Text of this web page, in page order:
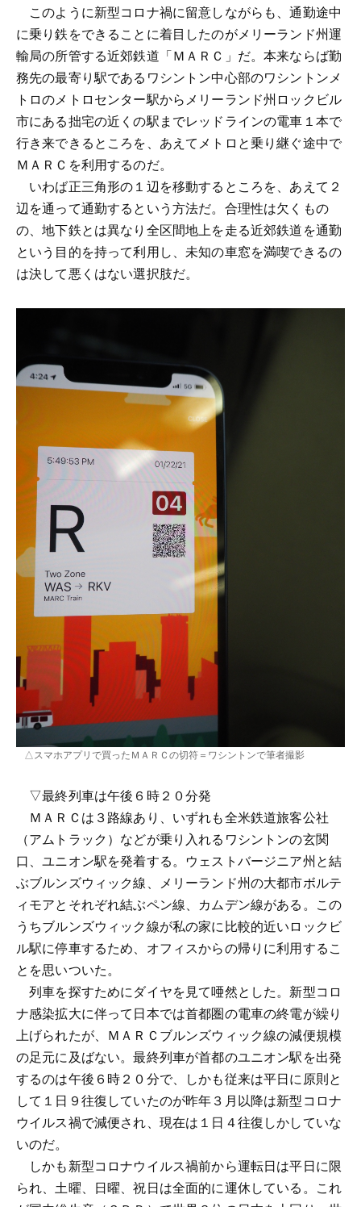
このように新型コロナ禍に留意しながらも、通勤途中
に乗り鉄をできることに着目したのがメリーランド州運
輸局の所管する近郊鉄道「ＭＡＲＣ」だ。本来ならば勤
務先の最寄り駅であるワシントン中心部のワシントンメ
トロのメトロセンター駅からメリーランド州ロックビル
市にある拙宅の近くの駅までレッドラインの電車１本で
行き来できるところを、あえてメトロと乗り継ぐ途中で
ＭＡＲＣを利用するのだ。
いわば正三角形の１辺を移動するところを、あえて２
辺を通って通勤するという方法だ。合理性は欠くもの
の、地下鉄とは異なり全区間地上を走る近郊鉄道を通勤
という目的を持って利用し、未知の車窓を満喫できるの
は決して悪くはない選択肢だ。
△スマホアプリで買ったＭＡＲＣの切符＝ワシントンで筆者撮影
▽最終列車は午後６時２０分発
ＭＡＲＣは３路線あり、いずれも全米鉄道旅客公社
（アムトラック）などが乗り入れるワシントンの玄関
口、ユニオン駅を発着する。ウェストバージニア州と結
ぶブルンズウィック線、メリーランド州の大都市ボルテ
ィモアとそれぞれ結ぶペン線、カムデン線がある。この
うちブルンズウィック線が私の家に比較的近いロックビ
ル駅に停車するため、オフィスからの帰りに利用するこ
とを思いついた。
列車を探すためにダイヤを見て唖然とした。新型コロ
ナ感染拡大に伴って日本では首都圏の電車の終電が繰り
上げられたが、ＭＡＲＣブルンズウィック線の減便規模
の足元に及ばない。最終列車が首都のユニオン駅を出発
するのは午後６時２０分で、しかも従来は平日に原則と
して１日９往復していたのが昨年３月以降は新型コロナ
ウイルス禍で減便され、現在は１日４往復しかしていな
いのだ。
しかも新型コロナウイルス禍前から運転日は平日に限
られ、土曜、日曜、祝日は全面的に運休している。これ